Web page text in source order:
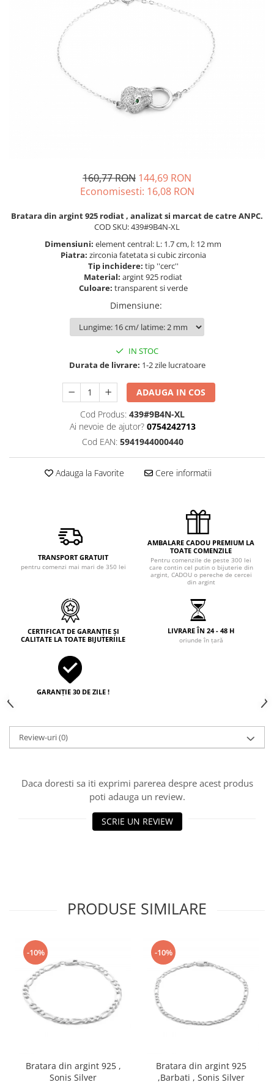
SETURI BIJUTERII
ACE DE CRAVATA
BRATARI PENTRU PICIOR
BRATARA TIP ROZARIU
LANTURI TIP ROZARIU
160,77 RON 144,69 RON
Economisesti: 16,08 RON
Bratara din argint 925 rodiat , analizat si marcat de catre ANPC.
COD SKU: 439#9B4N-XL
Dimensiuni: element central: L: 1.7 cm, l: 12 mm
Piatra: zirconia fatetata si cubic zirconia
Tip inchidere: tip ''cerc''
Material: argint 925 rodiat
Culoare: transparent si verde
Dimensiune:
IN STOC
Durata de livrare: 1-2 zile lucratoare
ADAUGA IN COS
Cod Produs: 439#9B4N-XL
Ai nevoie de ajutor? 0754242713
Cod EAN: 5941944000440
Adauga la Favorite Cere informatii
TRANSPORT GRATUIT
pentru comenzi mai mari de 350 lei
AMBALARE CADOU PREMIUM LA
TOATE COMENZILE
Pentru comenzile de peste 300 lei
care contin cel putin o bijuterie din
argint, CADOU o pereche de cercei
din argint
CERTIFICAT DE GARANȚIE ȘI
CALITATE LA TOATE BIJUTERIILE
LIVRARE ÎN 24 - 48 H
oriunde în țară
GARANȚIE 30 DE ZILE !
Review-uri(0)
Daca doresti sa iti exprimi parerea despre acest produs
poti adauga un review.
SCRIE UN REVIEW
PRODUSE SIMILARE
-10%
Bratara din argint 925 ,
Sonis Silver
-10%
Bratara din argint 925
,Barbati , Sonis Silver